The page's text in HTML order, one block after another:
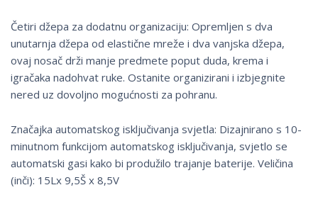
Četiri džepa za dodatnu organizaciju: Opremljen s dva
unutarnja džepa od elastične mreže i dva vanjska džepa,
ovaj nosač drži manje predmete poput duda, krema i
igračaka nadohvat ruke. Ostanite organizirani i izbjegnite
nered uz dovoljno mogućnosti za pohranu.
Značajka automatskog isključivanja svjetla: Dizajnirano s 10-
minutnom funkcijom automatskog isključivanja, svjetlo se
automatski gasi kako bi produžilo trajanje baterije. Veličina
(inči): 15Lx 9,5Š x 8,5V